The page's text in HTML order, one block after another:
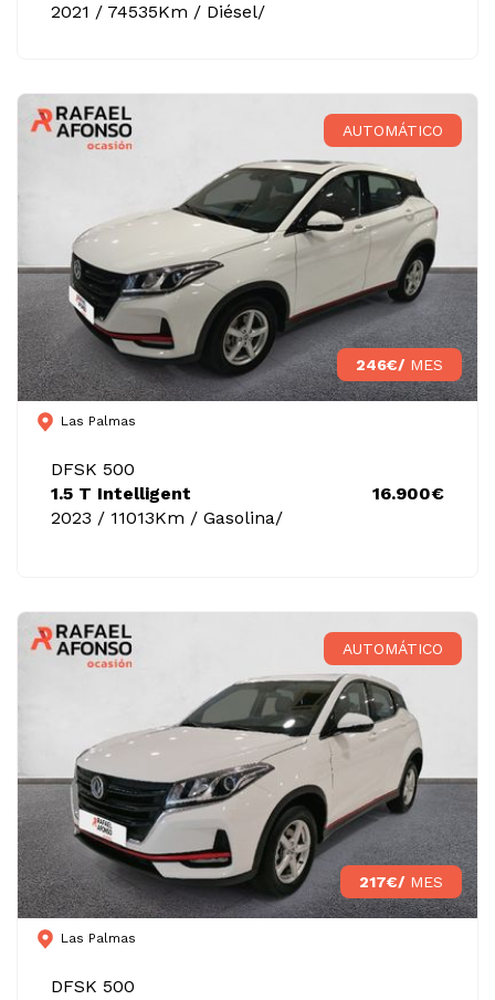
2021 / 74535Km / Diésel/
AUTOMÁTICO
246€/ MES
Las Palmas
DFSK 500
1.5 T Intelligent
2023 / 11013Km / Gasolina/
16.900€
AUTOMÁTICO
217€/ MES
Las Palmas
DFSK 500